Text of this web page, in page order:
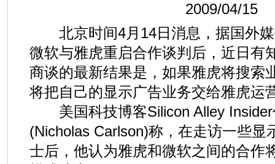
2009/04/15
北京时间4月14日消息，据国外媒
微软与雅虎重启合作谈判后，近日有
商谈的最新结果是，如果雅虎将搜索
将把自己的显示广告业务交给雅虎
美国科技博客Silicon Alley Insider
(Nicholas Carlson)称，在走访一些显
士后，他认为雅虎和微软之间的合作